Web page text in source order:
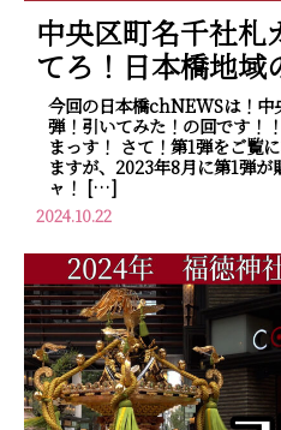
中央区町名千社札
てろ！日本橋地域
今回の日本橋chNEWSは！中
弾！引いてみた！の回です！
まっす！ さて！第1弾をご覧
ますが、2023年8月に第1弾
ャ！ […]
2024.10.22